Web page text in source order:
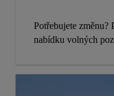
Potřebujete změnu?
nabídku volných